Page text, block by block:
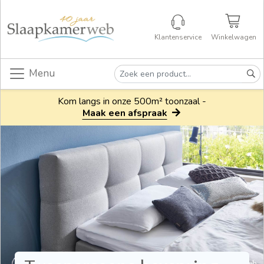
Klantenservice Winkelwagen
Menu
Kom langs in onze 500m² toonzaal -
Maak een afspraak